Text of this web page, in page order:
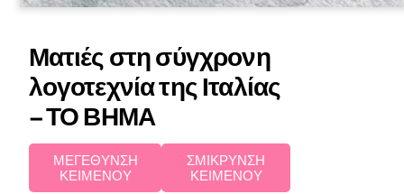
Ματιές στη σύγχρονη
λογοτεχνία της Ιταλίας
– ΤΟ ΒΗΜΑ
ΜΕΓΕΘΥΝΣΗ
ΚΕΙΜΕΝΟΥ
ΣΜΙΚΡΥΝΣΗ
ΚΕΙΜΕΝΟΥ